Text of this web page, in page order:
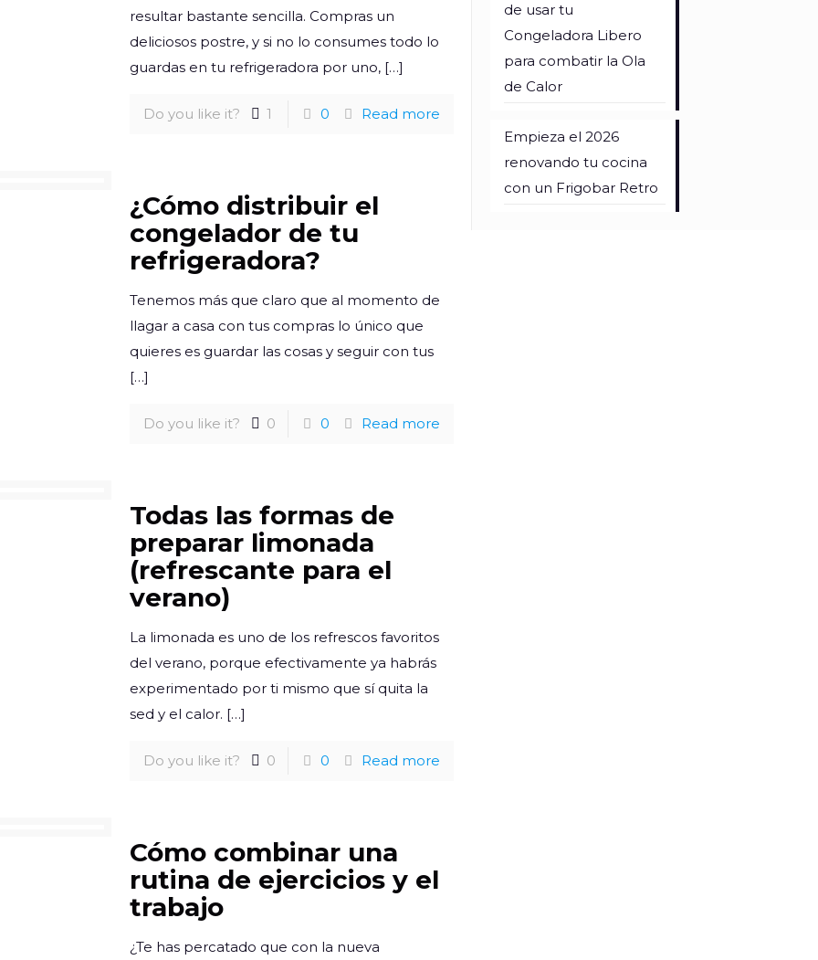
resultar bastante sencilla. Compras un
deliciosos postre, y si no lo consumes todo lo
guardas en tu refrigeradora por uno, […]
Do you like it? 1 0 Read more
¿Cómo distribuir el
congelador de tu
refrigeradora?
Tenemos más que claro que al momento de
llagar a casa con tus compras lo único que
quieres es guardar las cosas y seguir con tus
[…]
Do you like it? 0 0 Read more
Todas las formas de
preparar limonada
(refrescante para el
verano)
La limonada es uno de los refrescos favoritos
del verano, porque efectivamente ya habrás
experimentado por ti mismo que sí quita la
sed y el calor. […]
Do you like it? 0 0 Read more
Cómo combinar una
rutina de ejercicios y el
trabajo
¿Te has percatado que con la nueva
de usar tu
Congeladora Libero
para combatir la Ola
de Calor
Empieza el 2026
renovando tu cocina
con un Frigobar Retro